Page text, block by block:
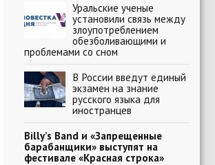
Уральские ученые
установили связь между
злоупотреблением
обезболивающими и
проблемами со сном
В России введут единый
экзамен на знание
русского языка для
иностранцев
Billy’s Band и «Запрещенные
барабанщики» выступят на
фестивале «Красная строка»